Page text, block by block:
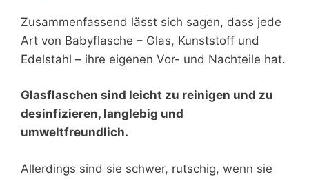
Zusammenfassend lässt sich sagen, dass jede
Art von Babyflasche – Glas, Kunststoff und
Edelstahl – ihre eigenen Vor- und Nachteile hat.
Glasflaschen sind leicht zu reinigen und zu
desinfizieren, langlebig und
umweltfreundlich.
Allerdings sind sie schwer, rutschig, wenn sie